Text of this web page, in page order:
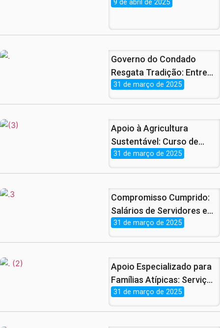
9 de abril de 2025
Governo do Condado
Resgata Tradição: Entrega
de Peixe da Semana Santa
31 de março de 2025
Apoio à Agricultura
Sustentável: Curso de
Piscicultura Finaliza com
Patrimônio.
31 de março de 2025
Compromisso Cumprido:
Salários de Servidores e
Benefícios de
Contas
31 de março de 2025
Apoio Especializado para
Famílias Atípicas: Serviço
Gratuito e Atendimento
31 de março de 2025